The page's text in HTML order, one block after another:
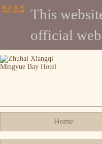
This
official
Home